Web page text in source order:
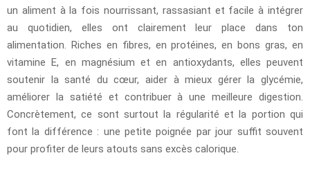
un aliment à la fois nourrissant, rassasiant et facile à intégrer
au quotidien, elles ont clairement leur place dans ton
alimentation. Riches en fibres, en protéines, en bons gras, en
vitamine E, en magnésium et en antioxydants, elles peuvent
soutenir la santé du cœur, aider à mieux gérer la glycémie,
améliorer la satiété et contribuer à une meilleure digestion.
Concrètement, ce sont surtout la régularité et la portion qui
font la différence : une petite poignée par jour suffit souvent
pour profiter de leurs atouts sans excès calorique.